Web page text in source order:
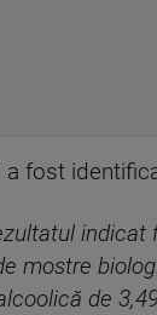
fost
mostre
de